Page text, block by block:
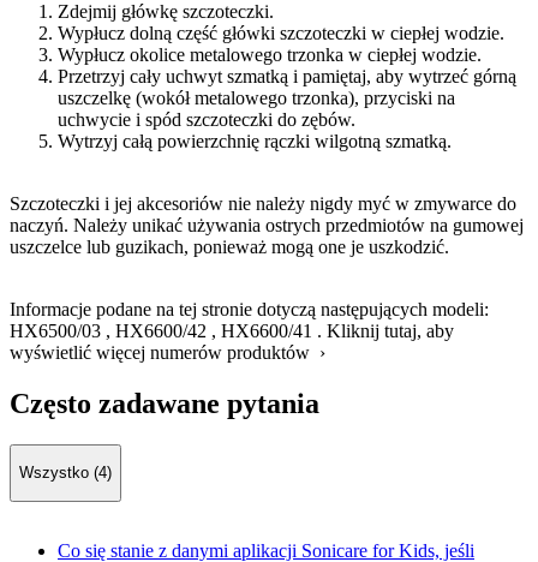
Zdejmij główkę szczoteczki.
Wypłucz dolną część główki szczoteczki w ciepłej wodzie.
Wypłucz okolice metalowego trzonka w ciepłej wodzie.
Przetrzyj cały uchwyt szmatką i pamiętaj, aby wytrzeć górną
uszczelkę (wokół metalowego trzonka), przyciski na
uchwycie i spód szczoteczki do zębów.
Wytrzyj całą powierzchnię rączki wilgotną szmatką.
Szczoteczki i jej akcesoriów nie należy nigdy myć w zmywarce do
naczyń. Należy unikać używania ostrych przedmiotów na gumowej
uszczelce lub guzikach, ponieważ mogą one je uszkodzić.
Informacje podane na tej stronie dotyczą następujących modeli:
HX6500/03 , HX6600/42 , HX6600/41 . Kliknij tutaj, aby
wyświetlić więcej numerów produktów ›
Często zadawane pytania
Wszystko (4)
Co się stanie z danymi aplikacji Sonicare for Kids, jeśli